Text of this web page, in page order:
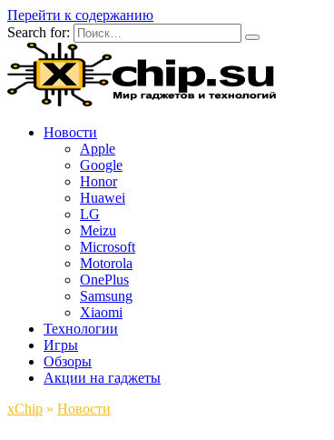
Перейти к содержанию
Search for:
Новости
Apple
Google
Honor
Huawei
LG
Meizu
Microsoft
Motorola
OnePlus
Samsung
Xiaomi
Технологии
Игры
Обзоры
Акции на гаджеты
xСhip » Новости